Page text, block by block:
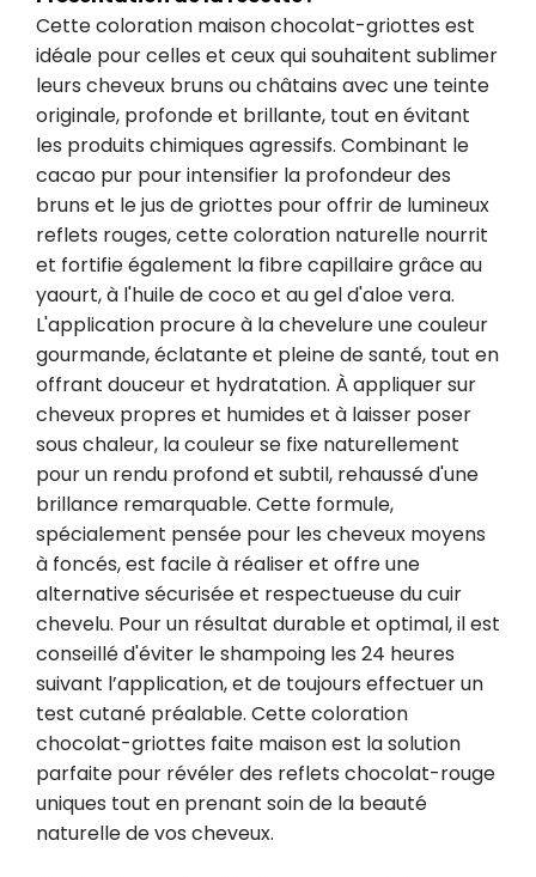
Cette coloration maison chocolat-griottes est
idéale pour celles et ceux qui souhaitent sublimer
leurs cheveux bruns ou châtains avec une teinte
originale, profonde et brillante, tout en évitant
les produits chimiques agressifs. Combinant le
cacao pur pour intensifier la profondeur des
bruns et le jus de griottes pour offrir de lumineux
reflets rouges, cette coloration naturelle nourrit
et fortifie également la fibre capillaire grâce au
yaourt, à l'huile de coco et au gel d'aloe vera.
L'application procure à la chevelure une couleur
gourmande, éclatante et pleine de santé, tout en
offrant douceur et hydratation. À appliquer sur
cheveux propres et humides et à laisser poser
sous chaleur, la couleur se fixe naturellement
pour un rendu profond et subtil, rehaussé d'une
brillance remarquable. Cette formule,
spécialement pensée pour les cheveux moyens
à foncés, est facile à réaliser et offre une
alternative sécurisée et respectueuse du cuir
chevelu. Pour un résultat durable et optimal, il est
conseillé d'éviter le shampoing les 24 heures
suivant l’application, et de toujours effectuer un
test cutané préalable. Cette coloration
chocolat-griottes faite maison est la solution
parfaite pour révéler des reflets chocolat-rouge
uniques tout en prenant soin de la beauté
naturelle de vos cheveux.